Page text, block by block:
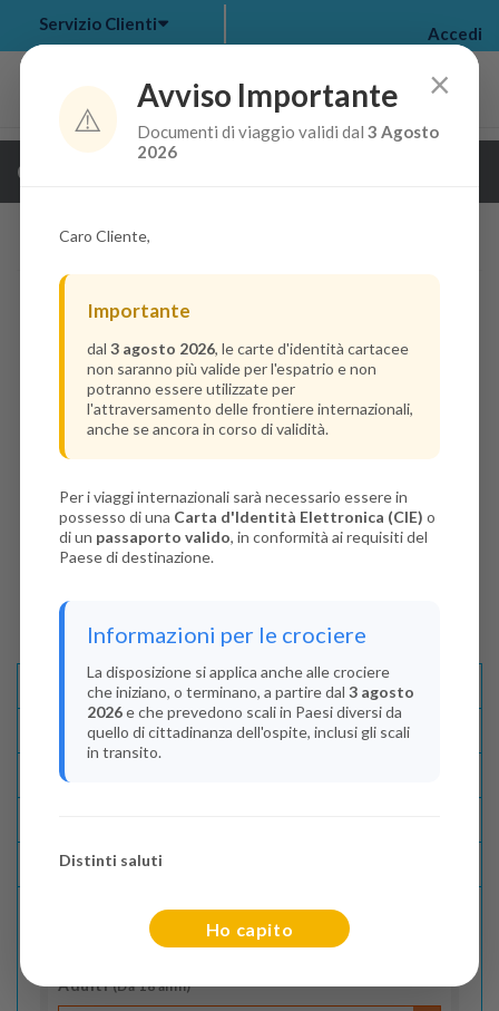
my bookings >
Servizio Clienti Accedi
Guarda i dettagli della crociera
Descrizione E Itinerario
Disponibilità
Lascia La Tua Recensione
Indica il numero dei passeggeri
Adulti(Da 18 anni)
×
⚠️
Avviso Importante
Documenti di viaggio validi dal3 Agosto
2026
Caro Cliente,
Importante
dal 3 agosto 2026, le carte d'identità cartacee
non saranno più valide per l'espatrio e non
potranno essere utilizzate per
l'attraversamento delle frontiere internazionali,
anche se ancora in corso di validità.
Per i viaggi internazionali sarà necessario essere in
possesso di una Carta d'Identità Elettronica (CIE) o
di un passaporto valido, in conformità ai requisiti del
Paese di destinazione.
Informazioni per le crociere
La disposizione si applica anche alle crociere
che iniziano, o terminano, a partire dal 3 agosto
2026e che prevedono scali in Paesi diversi da
quello di cittadinanza dell'ospite, inclusi gli scali
in transito.
Distinti saluti
Ho capito